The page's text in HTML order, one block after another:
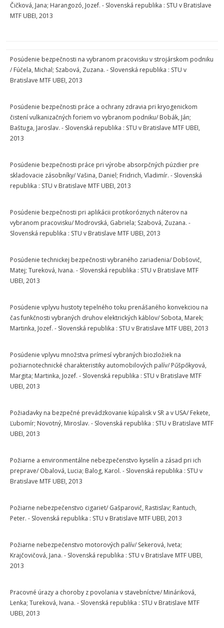
Čičková, Jana; Harangozó, Jozef. - Slovenská republika : STU v Bratislave
MTF UBEI, 2013
Posúdenie bezpečnosti na vybranom pracovisku v strojárskom podniku
/ Fúčela, Michal; Szabová, Zuzana. - Slovenská republika : STU v
Bratislave MTF UBEI, 2013
Posúdenie bezpečnosti práce a ochrany zdravia pri kryogenickom
čistení vulkanizačných foriem vo vybranom podniku/ Bobák, Ján;
Baštuga, Jaroslav. - Slovenská republika : STU v Bratislave MTF UBEI,
2013
Posúdenie bezpečnosti práce pri výrobe absorpčných púzdier pre
skladovacie zásobníky/ Vašina, Daniel; Fridrich, Vladimír. - Slovenská
republika : STU v Bratislave MTF UBEI, 2013
Posúdenie bezpečnosti pri aplikácii protikoróznych náterov na
vybranom pracovisku/ Modrovská, Gabriela; Szabová, Zuzana. -
Slovenská republika : STU v Bratislave MTF UBEI, 2013
Posúdenie technickej bezpečnosti vybraného zariadenia/ Dobšovič,
Matej; Tureková, Ivana. - Slovenská republika : STU v Bratislave MTF
UBEI, 2013
Posúdenie vplyvu hustoty tepelného toku prenášaného konvekciou na
čas funkčnosti vybraných druhov elektrických káblov/ Sobota, Marek;
Martinka, Jozef. - Slovenská republika : STU v Bratislave MTF UBEI, 2013
Posúdenie vplyvu množstva prímesí vybraných biozložiek na
požiarnotechnické charakteristiky automobilových palív/ Pűšpőkyová,
Margita; Martinka, Jozef. - Slovenská republika : STU v Bratislave MTF
UBEI, 2013
Požiadavky na bezpečné prevádzkovanie kúpalisk v SR a v USA/ Fekete,
Ľubomír; Novotný, Miroslav. - Slovenská republika : STU v Bratislave MTF
UBEI, 2013
Požiarne a environmentálne nebezpečenstvo kyselín a zásad pri ich
preprave/ Obalová, Lucia; Balog, Karol. - Slovenská republika : STU v
Bratislave MTF UBEI, 2013
Požiarne nebezpečenstvo cigariet/ Gašparovič, Rastislav; Rantuch,
Peter. - Slovenská republika : STU v Bratislave MTF UBEI, 2013
Požiarne nebezpečenstvo motorových palív/ Sekerová, Iveta;
Krajčovičová, Jana. - Slovenská republika : STU v Bratislave MTF UBEI,
2013
Pracovné úrazy a choroby z povolania v stavebníctve/ Mináriková,
Lenka; Tureková, Ivana. - Slovenská republika : STU v Bratislave MTF
UBEI, 2013